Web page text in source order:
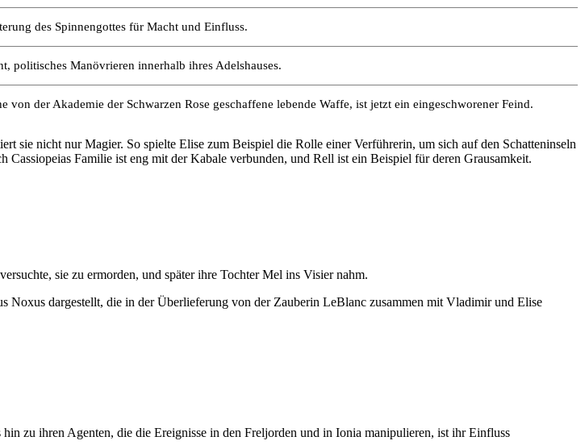
des Spinnengottes für Macht und Einfluss.
politisches Manövrieren innerhalb ihres Adelshauses.
von der Akademie der Schwarzen Rose geschaffene lebende Waffe, ist jetzt ein eingeschworener Feind.
sie nicht nur Magier. So spielte Elise zum Beispiel die Rolle einer Verführerin, um sich auf den Schatteninseln
Familie ist eng mit der Kabale verbunden, und Rell ist ein Beispiel für deren Grausamkeit.
sie zu ermorden, und später ihre Tochter Mel ins Visier nahm.
dargestellt, die in der Überlieferung von der Zauberin LeBlanc zusammen mit Vladimir und Elise
zu ihren Agenten, die die Ereignisse in den Freljorden und in Ionia manipulieren, ist ihr Einfluss